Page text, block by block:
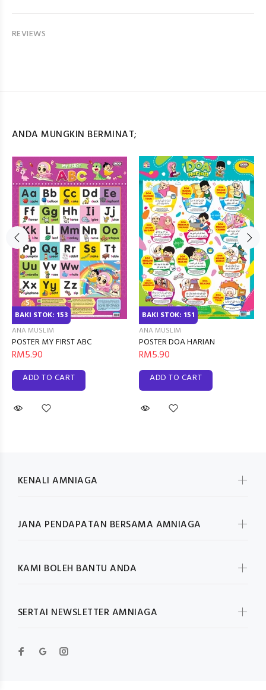
REVIEWS
ANDA MUNGKIN BERMINAT;
BAKI STOK: 153
ANA MUSLIM
POSTER MY FIRST ABC
RM5.90
ADD TO CART
BAKI STOK: 151
ANA MUSLIM
POSTER DOA HARIAN
RM5.90
ADD TO CART
KENALI AMNIAGA
JANA PENDAPATAN BERSAMA AMNIAGA
KAMI BOLEH BANTU ANDA
SERTAI NEWSLETTER AMNIAGA